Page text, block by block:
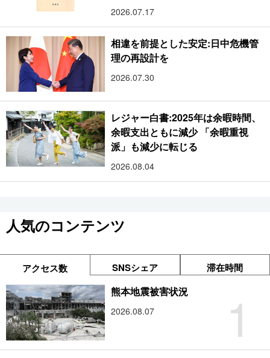
2026.07.17
相違を前提とした安定:日中危機管
理の再設計を
2026.07.30
レジャー白書:2025年は余暇時間、
余暇支出ともに減少 「余暇重視
派」も減少に転じる
2026.08.04
人気のコンテンツ
アクセス数 SNSシェア 滞在時間
1
熊本地震被害状況
2026.08.07